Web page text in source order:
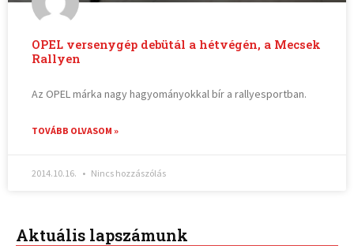
OPEL versenygép debütál a hétvégén, a Mecsek
Rallyen
Az OPEL márka nagy hagyományokkal bír a rallyesportban.
TOVÁBB OLVASOM »
2014.10.16. Nincs hozzászólás
Aktuális lapszámunk